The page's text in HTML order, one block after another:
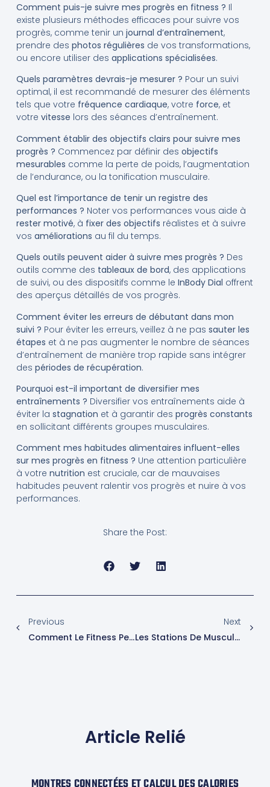
Comment puis-je suivre mes progrès en fitness ? Il
existe plusieurs méthodes efficaces pour suivre vos
progrès, comme tenir un journal d’entraînement,
prendre des photos régulières de vos transformations,
ou encore utiliser des applications spécialisées.
Quels paramètres devrais-je mesurer ? Pour un suivi
optimal, il est recommandé de mesurer des éléments
tels que votre fréquence cardiaque, votre force, et
votre vitesse lors des séances d’entraînement.
Comment établir des objectifs clairs pour suivre mes
progrès ? Commencez par définir des objectifs
mesurables comme la perte de poids, l’augmentation
de l’endurance, ou la tonification musculaire.
Quel est l’importance de tenir un registre des
performances ? Noter vos performances vous aide à
rester motivé, à fixer des objectifs réalistes et à suivre
vos améliorations au fil du temps.
Quels outils peuvent aider à suivre mes progrès ? Des
outils comme des tableaux de bord, des applications
de suivi, ou des dispositifs comme le InBody Dial offrent
des aperçus détaillés de vos progrès.
Comment éviter les erreurs de débutant dans mon
suivi ? Pour éviter les erreurs, veillez à ne pas sauter les
étapes et à ne pas augmenter le nombre de séances
d’entraînement de manière trop rapide sans intégrer
des périodes de récupération.
Pourquoi est-il important de diversifier mes
entraînements ? Diversifier vos entraînements aide à
éviter la stagnation et à garantir des progrès constants
en sollicitant différents groupes musculaires.
Comment mes habitudes alimentaires influent-elles
sur mes progrès en fitness ? Une attention particulière
à votre nutrition est cruciale, car de mauvaises
habitudes peuvent ralentir vos progrès et nuire à vos
performances.
Share the Post:
Previous
Comment Le Fitness Peut Favoriser Un Meilleur Sommeil
Next
Les Stations De Musculation Incontournables À Moins De 200 €
Article Relié